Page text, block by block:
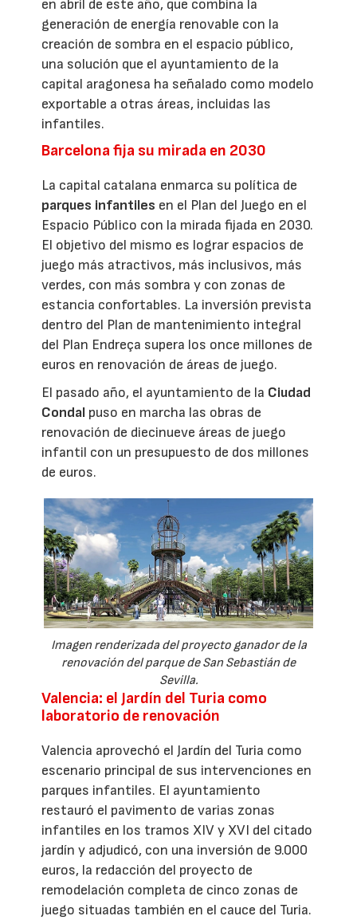
en abril de este año, que combina la
generación de energía renovable con la
creación de sombra en el espacio público,
una solución que el ayuntamiento de la
capital aragonesa ha señalado como modelo
exportable a otras áreas, incluidas las
infantiles.
Barcelona fija su mirada en 2030
La capital catalana enmarca su política de
parques infantiles en el Plan del Juego en el
Espacio Público con la mirada fijada en 2030.
El objetivo del mismo es lograr espacios de
juego más atractivos, más inclusivos, más
verdes, con más sombra y con zonas de
estancia confortables. La inversión prevista
dentro del Plan de mantenimiento integral
del Plan Endreça supera los once millones de
euros en renovación de áreas de juego.
El pasado año, el ayuntamiento de la Ciudad
Condal puso en marcha las obras de
renovación de diecinueve áreas de juego
infantil con un presupuesto de dos millones
de euros.
Imagen renderizada del proyecto ganador de la
renovación del parque de San Sebastián de
Sevilla.
Valencia: el Jardín del Turia como
laboratorio de renovación
Valencia aprovechó el Jardín del Turia como
escenario principal de sus intervenciones en
parques infantiles. El ayuntamiento
restauró el pavimento de varias zonas
infantiles en los tramos XIV y XVI del citado
jardín y adjudicó, con una inversión de 9.000
euros, la redacción del proyecto de
remodelación completa de cinco zonas de
juego situadas también en el cauce del Turia.